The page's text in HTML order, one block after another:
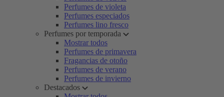
Perfumes de violeta
Perfumes especiados
Perfumes lino fresco
Perfumes por temporada
Mostrar todos
Perfumes de primavera
Fragancias de otoño
Perfumes de verano
Perfumes de invierno
Destacados